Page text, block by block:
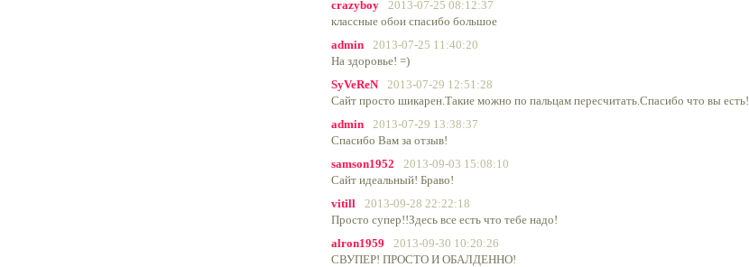
crazyboy
2013-07-25 08:12:37
классные обои спасибо большое
admin
2013-07-25 11:40:20
На здоровье! =)
SyVeReN
2013-07-29 12:51:28
Сайт просто шикарен.Такие можно по пальцам пересчитать.Спасибо что вы есть!
admin
2013-07-29 13:38:37
Спасибо Вам за отзыв!
samson1952
2013-09-03 15:08:10
Сайт идеальный! Браво!
vitill
2013-09-28 22:22:18
Просто супер!!Здесь все есть что тебе надо!
alron1959
2013-09-30 10:20:26
СВУПЕР! ПРОСТО И ОБАЛДЕННО!